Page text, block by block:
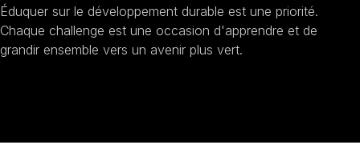
Éduquer sur le développement durable est une priorité.
Chaque challenge est une occasion d'apprendre et de
grandir ensemble vers un avenir plus vert.